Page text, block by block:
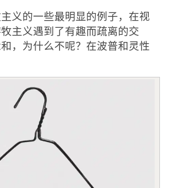
义的一些最明显的例子，在视
主义遇到了有趣而疏离的交
，为什么不呢？在波普和灵性